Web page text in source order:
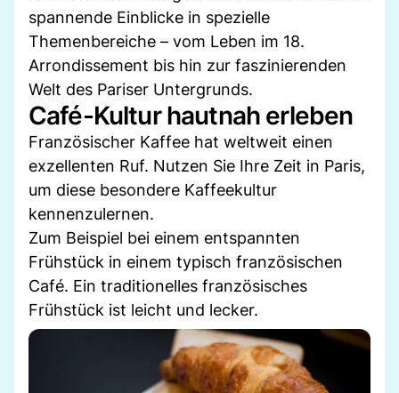
spannende Einblicke in spezielle
Themenbereiche – vom Leben im 18.
Arrondissement bis hin zur faszinierenden
Welt des Pariser Untergrunds.
Café-Kultur hautnah erleben
Französischer Kaffee hat weltweit einen
exzellenten Ruf. Nutzen Sie Ihre Zeit in Paris,
um diese besondere Kaffeekultur
kennenzulernen.
Zum Beispiel bei einem entspannten
Frühstück in einem typisch französischen
Café. Ein traditionelles französisches
Frühstück ist leicht und lecker.